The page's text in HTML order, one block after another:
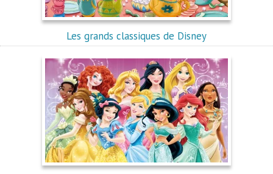
Les grands classiques de Disney